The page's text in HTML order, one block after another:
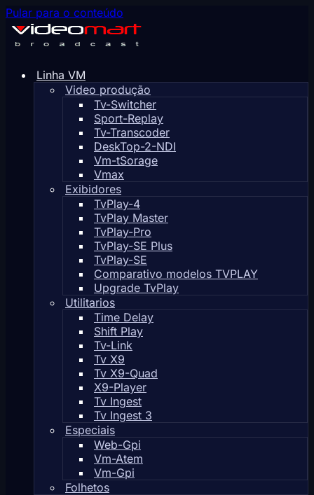
Pular para o conteúdo
Linha VM
Video produção
Tv-Switcher
Sport-Replay
Tv-Transcoder
DeskTop-2-NDI
Vm-tSorage
Vmax
Exibidores
TvPlay-4
TvPlay Master
TvPlay-Pro
TvPlay-SE Plus
TvPlay-SE
Comparativo modelos TVPLAY
Upgrade TvPlay
Utilitarios
Time Delay
Shift Play
Tv-Link
Tv X9
Tv X9-Quad
X9-Player
Tv Ingest
Tv Ingest 3
Especiais
Web-Gpi
Vm-Atem
Vm-Gpi
Folhetos